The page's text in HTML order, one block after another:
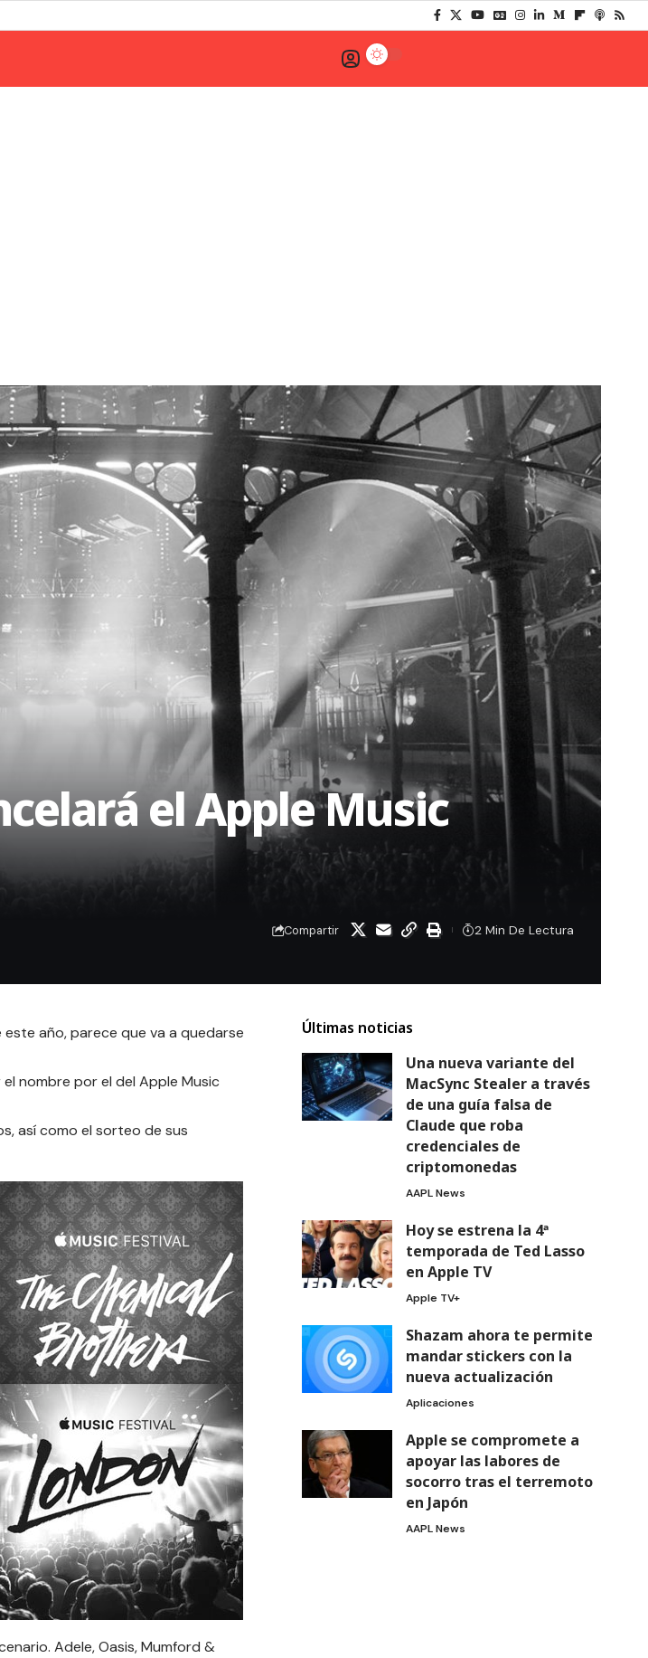
el Apple Music
Compartir 2 Min De Lectura
este año, parece que va a quedarse
nombre por el del Apple Music
así como el sorteo de sus
Adele, Oasis, Mumford &
Últimas noticias
Una nueva variante del
MacSync Stealer a través
de una guía falsa de
Claude que roba
credenciales de
criptomonedas
AAPL News
Hoy se estrena la 4ª
temporada de Ted Lasso
en Apple TV
Apple TV+
Shazam ahora te permite
mandar stickers con la
nueva actualización
Aplicaciones
Apple se compromete a
apoyar las labores de
socorro tras el terremoto
en Japón
AAPL News